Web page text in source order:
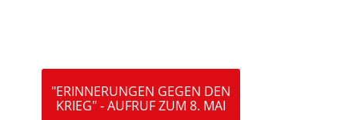
"ERINNERUNGEN GEGEN DEN
KRIEG" - AUFRUF ZUM 8. MAI